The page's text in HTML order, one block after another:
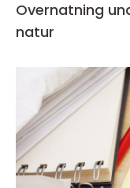
Overnatning
natur